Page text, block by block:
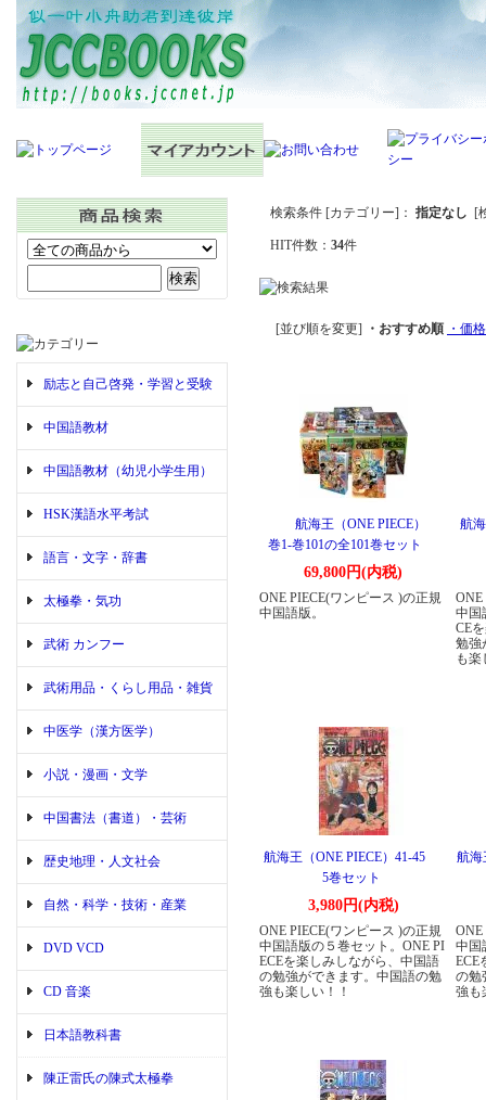
励志と自己啓発・学習と受験
中国語教材
中国語教材（幼児小学生用）
HSK漢語水平考試
語言・文字・辞書
太極拳・気功
武術 カンフー
武術用品・くらし用品・雑貨
中医学（漢方医学）
小説・漫画・文学
中国書法（書道）・芸術
歴史地理・人文社会
自然・科学・技術・産業
DVD VCD
CD 音楽
日本語教科書
陳正雷氏の陳式太極拳
検索条件 [カテゴリー]： 指定なし [
HIT件数： 34件
[並び順を変更] ・おすすめ順 ・価
航海王（ONE PIECE）
巻1-巻101の全101巻セット
69,800円(内税)
ONE PIECE(ワンピース )の正規
中国語版。
航
ONE
中国
CE
勉強
も楽
航海王（ONE PIECE）41-45
5巻セット
3,980円(内税)
ONE PIECE(ワンピース )の正規
中国語版の５巻セット。ONE PI
ECEを楽しみしながら、中国語
の勉強ができます。中国語の勉
強も楽しい！！
航海
ONE
中国
ECE
の勉
強も